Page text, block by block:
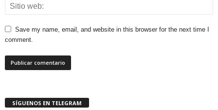
Save my name, email, and website in this browser for the next time I
comment.
SÍGUENOS EN TELEGRAM